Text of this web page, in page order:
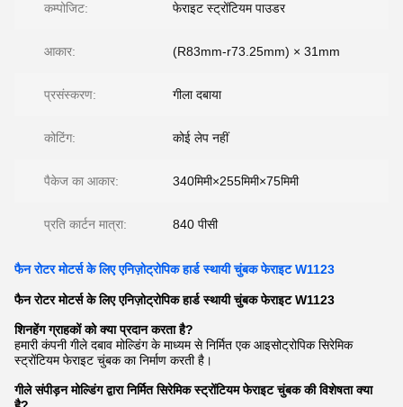
कम्पोजिट: फेराइट स्ट्रोंटियम पाउडर
आकार: (R83mm-r73.25mm) × 31mm
प्रसंस्करण: गीला दबाया
कोटिंग: कोई लेप नहीं
पैकेज का आकार: 340मिमी×255मिमी×75मिमी
प्रति कार्टन मात्रा: 840 पीसी
फैन रोटर मोटर्स के लिए एनिज़ोट्रोपिक हार्ड स्थायी चुंबक फेराइट W1123
फैन रोटर मोटर्स के लिए एनिज़ोट्रोपिक हार्ड स्थायी चुंबक फेराइट W1123
शिनहेंग ग्राहकों को क्या प्रदान करता है?
हमारी कंपनी गीले दबाव मोल्डिंग के माध्यम से निर्मित एक आइसोट्रोपिक सिरेमिक
स्ट्रोंटियम फेराइट चुंबक का निर्माण करती है।
गीले संपीड़न मोल्डिंग द्वारा निर्मित सिरेमिक स्ट्रोंटियम फेराइट चुंबक की विशेषता क्या